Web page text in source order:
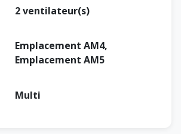
2 ventilateur(s)
Emplacement AM4,
Emplacement AM5
Multi